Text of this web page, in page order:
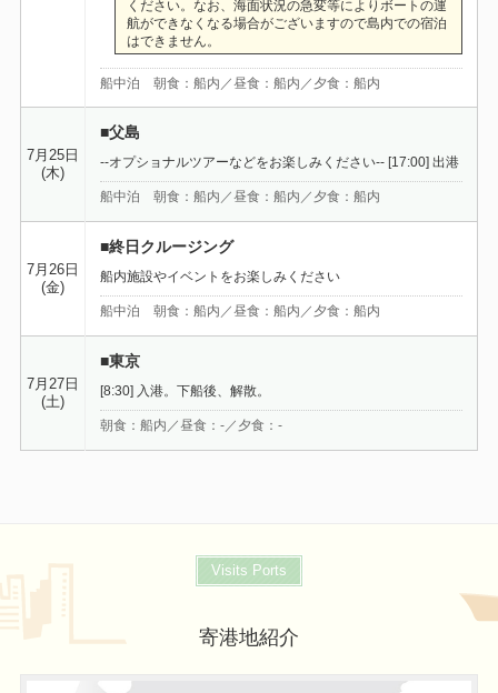
ください。なお、海面状況の急変等によりボートの運
航ができなくなる場合がございますので島内での宿泊
はできません。
船中泊 朝食：船内／昼食：船内／夕食：船内
7月25日
(木)
■父島
--オプショナルツアーなどをお楽しみください-- [17:00] 出港
船中泊 朝食：船内／昼食：船内／夕食：船内
7月26日
(金)
■終日クルージング
船内施設やイベントをお楽しみください
船中泊 朝食：船内／昼食：船内／夕食：船内
7月27日
(土)
■東京
[8:30] 入港。下船後、解散。
朝食：船内／昼食：-／夕食：-
Visits Ports
寄港地紹介